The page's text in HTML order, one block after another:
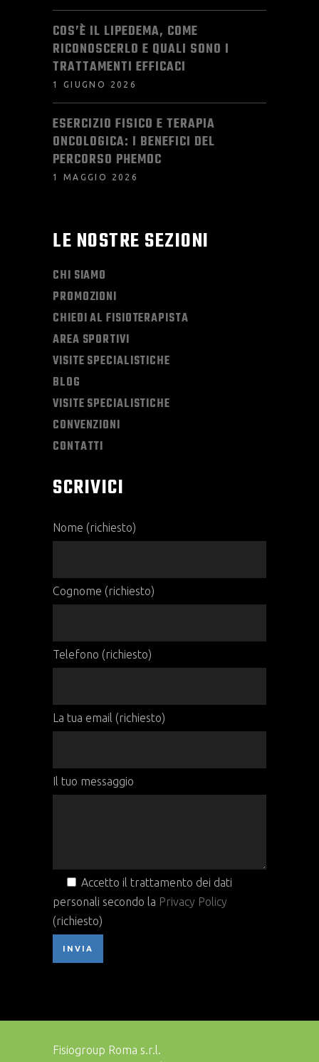
COS’È IL LIPEDEMA, COME
RICONOSCERLO E QUALI SONO I
TRATTAMENTI EFFICACI
1 GIUGNO 2026
ESERCIZIO FISICO E TERAPIA
ONCOLOGICA: I BENEFICI DEL
PERCORSO PHEMOC
1 MAGGIO 2026
LE NOSTRE SEZIONI
CHI SIAMO
PROMOZIONI
CHIEDI AL FISIOTERAPISTA
AREA SPORTIVI
VISITE SPECIALISTICHE
BLOG
VISITE SPECIALISTICHE
CONVENZIONI
CONTATTI
SCRIVICI
Nome (richiesto)
Cognome (richiesto)
Telefono (richiesto)
La tua email (richiesto)
Il tuo messaggio
Accetto il trattamento dei dati
personali secondo la Privacy Policy
(richiesto)
Fisiogroup Roma s.r.l.